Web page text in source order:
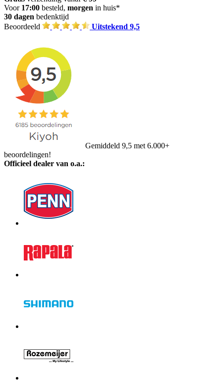
Voor 17:00 besteld, morgen in huis*
30 dagen bedenktijd
Beoordeeld
Uitstekend 9,5
Gemiddeld 9,5 met 6.000+
beoordelingen!
Officieel dealer van o.a.: